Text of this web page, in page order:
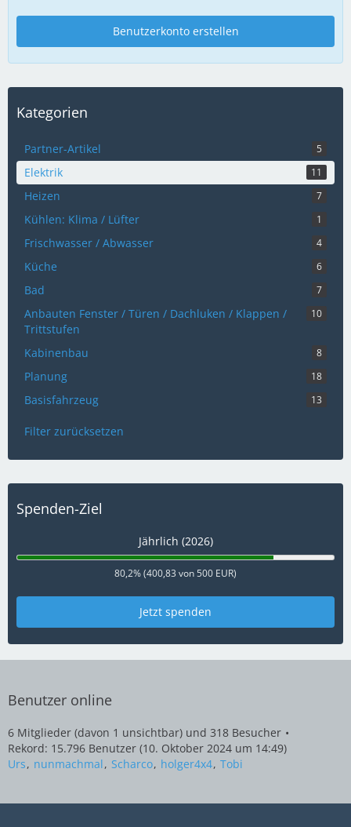
Benutzerkonto erstellen
Kategorien
Partner-Artikel 5
Elektrik 11
Heizen 7
Kühlen: Klima / Lüfter 1
Frischwasser / Abwasser 4
Küche 6
Bad 7
Anbauten Fenster / Türen / Dachluken / Klappen /
Trittstufen
10
Kabinenbau 8
Planung 18
Basisfahrzeug 13
Filter zurücksetzen
Spenden-Ziel
Jährlich (2026)
80,2% (400,83 von 500 EUR)
Jetzt spenden
Benutzer online
6 Mitglieder (davon 1 unsichtbar) und 318 Besucher
Rekord: 15.796 Benutzer (10. Oktober 2024 um 14:49)
Urs
nunmachmal Scharco holger4x4 Tobi